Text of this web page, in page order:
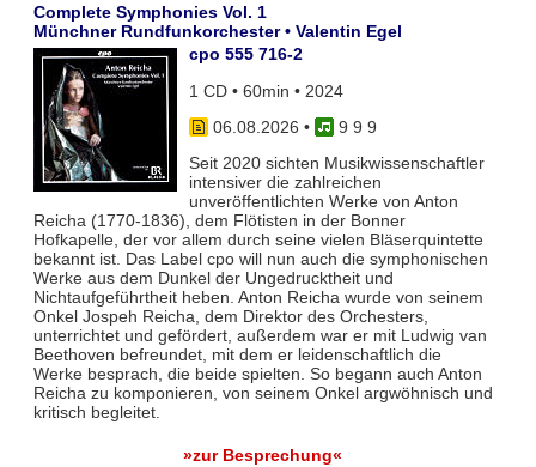
Complete Symphonies Vol. 1
Münchner Rundfunkorchester • Valentin Egel
cpo 555 716-2
1 CD • 60min • 2024
06.08.2026 •
9 9 9
Seit 2020 sichten Musikwissenschaftler
intensiver die zahlreichen
unveröffentlichten Werke von Anton
Reicha (1770-1836), dem Flötisten in der Bonner
Hofkapelle, der vor allem durch seine vielen Bläserquintette
bekannt ist. Das Label cpo will nun auch die symphonischen
Werke aus dem Dunkel der Ungedrucktheit und
Nichtaufgeführtheit heben. Anton Reicha wurde von seinem
Onkel Jospeh Reicha, dem Direktor des Orchesters,
unterrichtet und gefördert, außerdem war er mit Ludwig van
Beethoven befreundet, mit dem er leidenschaftlich die
Werke besprach, die beide spielten. So begann auch Anton
Reicha zu komponieren, von seinem Onkel argwöhnisch und
kritisch begleitet.
»zur Besprechung«